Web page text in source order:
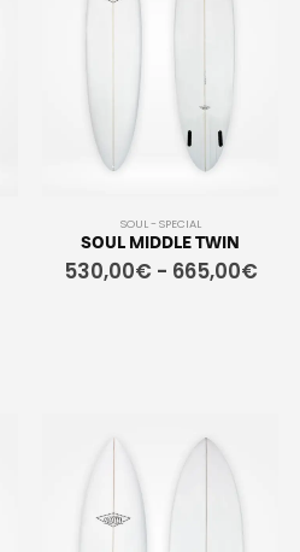
SOUL - SPECIAL
SOUL MIDDLE TWIN
530,00€ - 665,00€